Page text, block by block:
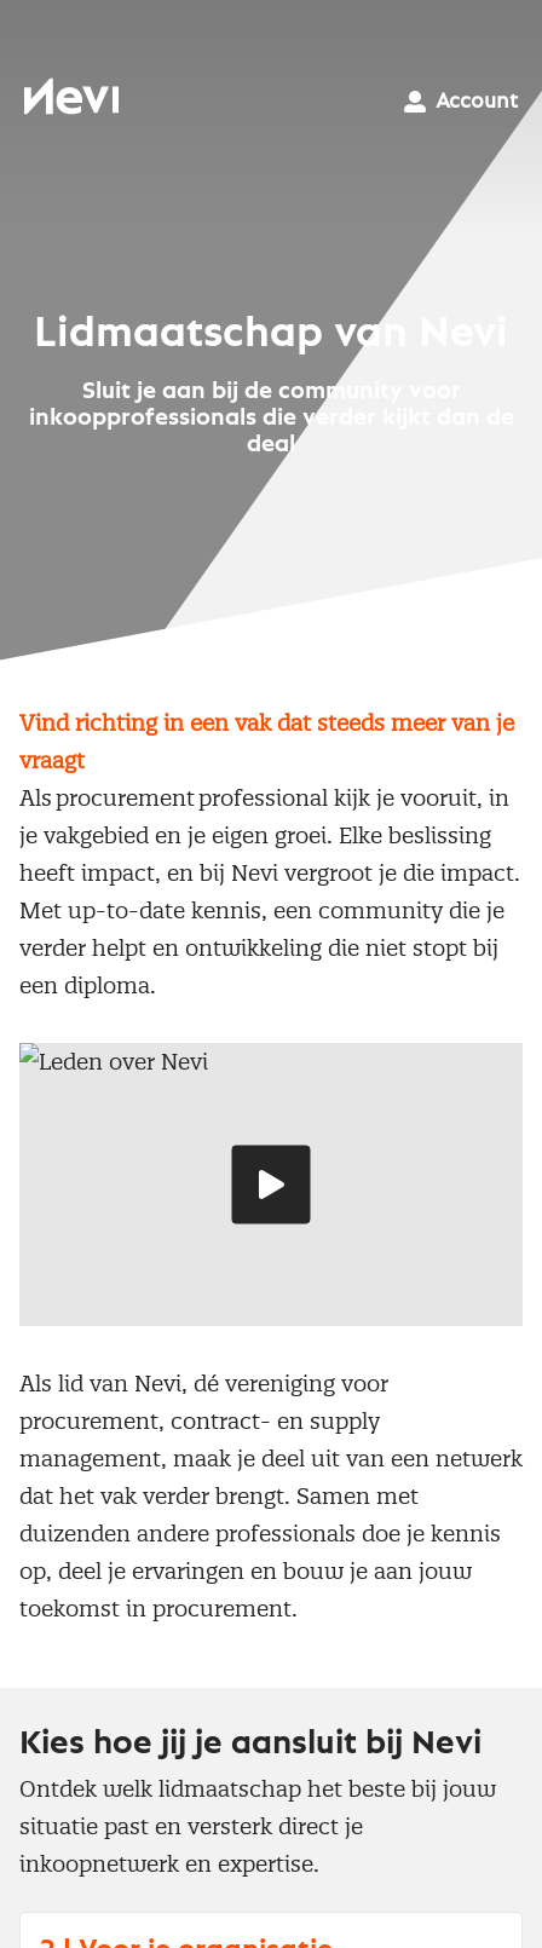
Nevi
Account
Lidmaatschap van Nevi
Sluit je aan bij de community voor
inkoopprofessionals die verder kijkt dan de
deal
Vind richting in een vak dat steeds meer van je
vraagt
Als procurement professional kijk je vooruit, in
je vakgebied en je eigen groei. Elke beslissing
heeft impact, en bij Nevi vergroot je die impact.
Met up-to-date kennis, een community die je
verder helpt en ontwikkeling die niet stopt bij
een diploma.
Speel
video
Als lid van Nevi, dé vereniging voor
procurement, contract- en supply
management, maak je deel uit van een netwerk
dat het vak verder brengt. Samen met
duizenden andere professionals doe je kennis
op, deel je ervaringen en bouw je aan jouw
toekomst in procurement.
Kies hoe jij je aansluit bij Nevi
Ontdek welk lidmaatschap het beste bij jouw
situatie past en versterk direct je
inkoopnetwerk en expertise.